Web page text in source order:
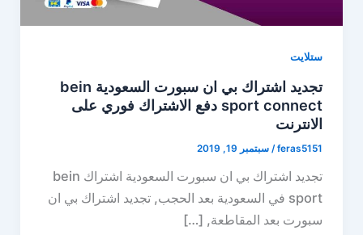
ستلايت
تجديد اشتراك بي ان سبورت السعودية bein
sport connect دفع الاشتراك فوري على
الانترنت
feras5151
/ سبتمبر 19, 2019
تجديد اشتراك بي ان سبورت السعودية اشتراك bein
sport في السعودية بعد الحجب, تجديد اشتراك بي ان
سبورت بعد المقاطعة, […]